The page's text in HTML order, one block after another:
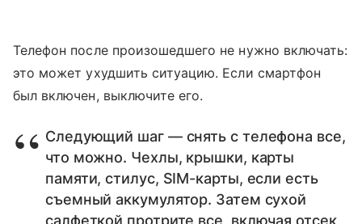
Телефон после произошедшего не нужно включать:
это может ухудшить ситуацию. Если смартфон
был включен, выключите его.
Следующий шаг — снять с телефона все,
что можно. Чехлы, крышки, карты
памяти, стилус, SIM-карты, если есть
съемный аккумулятор. Затем сухой